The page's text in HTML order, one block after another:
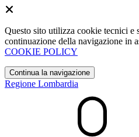
Questo sito utilizza cookie tecnici e
continuazione della navigazione in
COOKIE POLICY
Continua la navigazione
Regione Lombardia